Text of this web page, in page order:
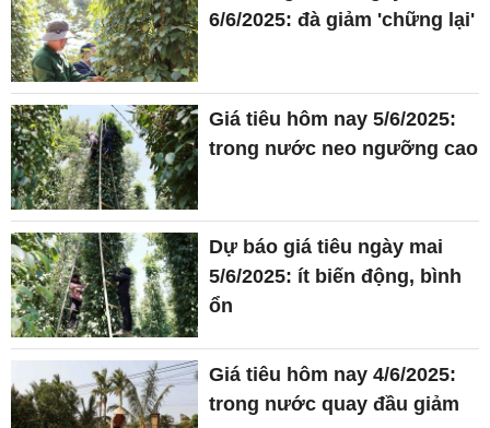
6/6/2025: đà giảm 'chững lại'
Giá tiêu hôm nay 5/6/2025:
trong nước neo ngưỡng cao
Dự báo giá tiêu ngày mai
5/6/2025: ít biến động, bình
ổn
Giá tiêu hôm nay 4/6/2025:
trong nước quay đầu giảm